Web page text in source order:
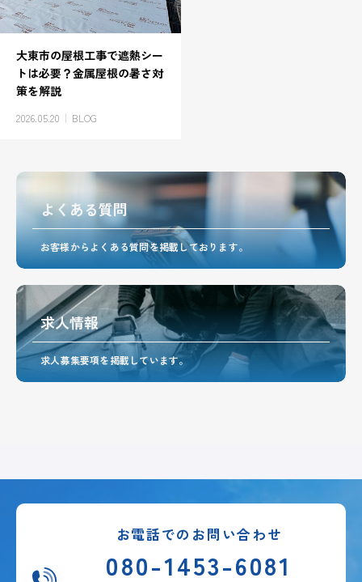
大東市の屋根工事で遮熱シー
トは必要？金属屋根の暑さ対
策を解説
2026.05.20 BLOG
よくある質問
お客様からよくある質問を掲載しております。
求人情報
求人募集要項を掲載しています。
お電話でのお問い合わせ
080-1453-6081